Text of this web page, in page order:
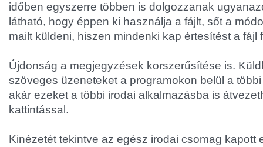
időben egyszerre többen is dolgozzanak
látható, hogy éppen ki használja a fájlt, sőt a
mailt küldeni, hiszen mindenki kap értesítést a fájl
Újdonság a megjegyzések korszerűsítése is.
szöveges üzeneteket a programokon belül a
akár ezeket a többi irodai alkalmazásba is
kattintással.
Kinézetét tekintve az egész irodai csomag kapott